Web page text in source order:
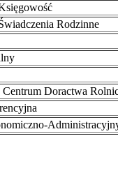
Rodzinne
Centrum Doractwa